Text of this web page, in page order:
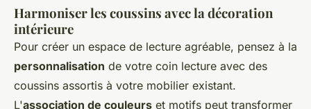
Harmoniser les coussins avec la décoration
intérieure
Pour créer un espace de lecture agréable, pensez à la
personnalisation de votre coin lecture avec des
coussins assortis à votre mobilier existant.
L'association de couleurs et motifs peut transformer